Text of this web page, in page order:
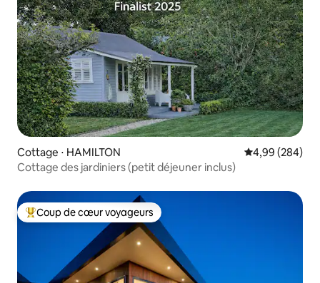
Cottage ⋅ HAMILTON Évaluation
4,99 (284)
Cottage des jardiniers (petit déjeuner inclus)
Coups de cœur voyageurs les plus appréciés
Coup de cœur voyageurs